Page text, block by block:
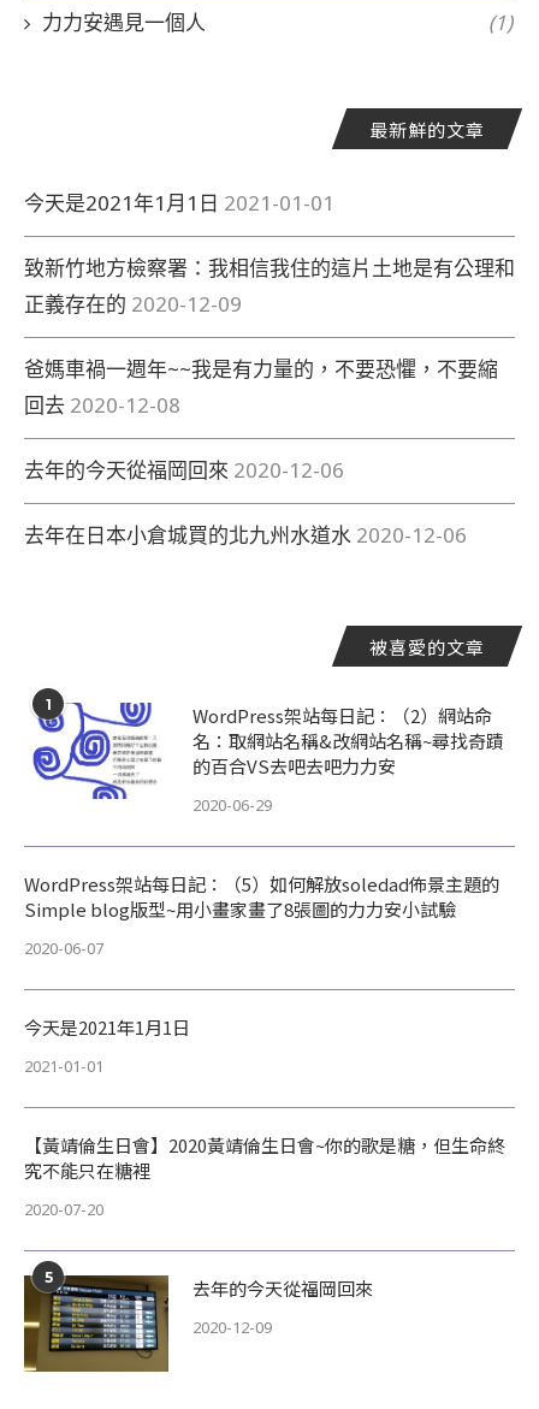
力力安遇見一個人 (1)
最新鮮的文章
今天是2021年1月1日 2021-01-01
致新竹地方檢察署：我相信我住的這片土地是有公理和
正義存在的 2020-12-09
爸媽車禍一週年~~我是有力量的，不要恐懼，不要縮
回去 2020-12-08
去年的今天從福岡回來 2020-12-06
去年在日本小倉城買的北九州水道水 2020-12-06
被喜愛的文章
1
WordPress架站每日記：（2）網站命
名：取網站名稱&改網站名稱~尋找奇蹟
的百合VS去吧去吧力力安
2020-06-29
WordPress架站每日記：（5）如何解放soledad佈景主題的
Simple blog版型~用小畫家畫了8張圖的力力安小試驗
2020-06-07
今天是2021年1月1日
2021-01-01
【黃靖倫生日會】2020黃靖倫生日會~你的歌是糖，但生命終
究不能只在糖裡
2020-07-20
5 去年的今天從福岡回來
2020-12-09